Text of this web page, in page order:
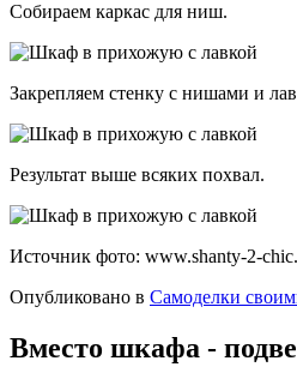
Собираем каркас для ниш.
Закрепляем стенку с нишами и
Результат выше всяких похвал.
Источник фото: www.shanty-2-
Опубликовано в Самоделки
Вместо шкафа -